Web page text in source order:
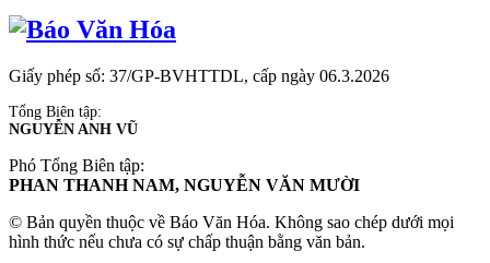
Giấy phép số: 37/GP-BVHTTDL, cấp ngày 06.3.2026
Tổng Biên tập:
NGUYỄN ANH VŨ
Phó Tổng Biên tập:
PHAN THANH NAM, NGUYỄN VĂN MƯỜI
© Bản quyền thuộc về Báo Văn Hóa. Không sao chép dưới mọi
hình thức nếu chưa có sự chấp thuận bằng văn bản.